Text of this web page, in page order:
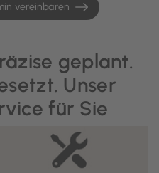
vereinbaren
geplant.
Unser
für Sie